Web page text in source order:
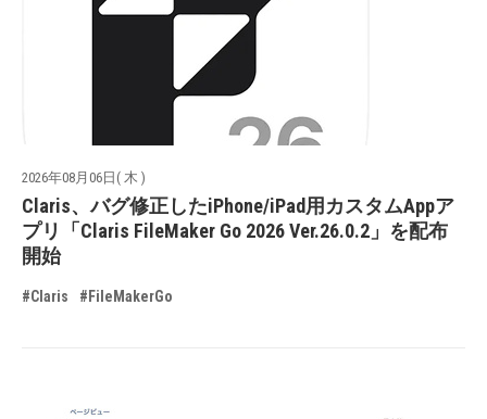
2026年08月06日( 木 )
Claris、バグ修正したiPhone/iPad用カスタムAppア
プリ「Claris FileMaker Go 2026 Ver.26.0.2」を配布
開始
#Claris #FileMakerGo